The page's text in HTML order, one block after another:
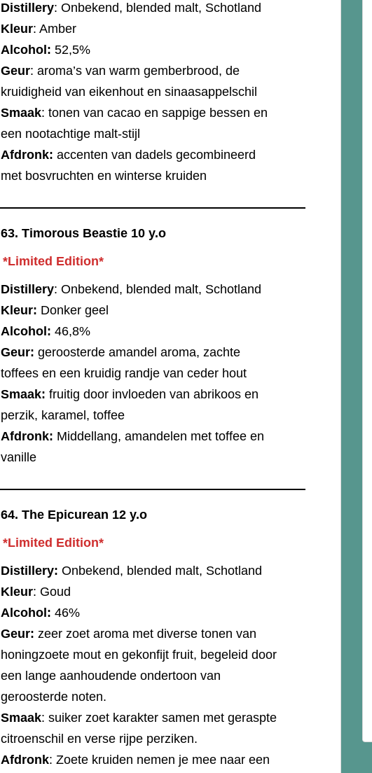
Distillery: Onbekend, blended malt, Schotland
Kleur: Amber
Alcohol: 52,5%
Geur: aroma’s van warm gemberbrood, de
kruidigheid van eikenhout en sinaasappelschil
Smaak: tonen van cacao en sappige bessen en
een nootachtige malt-stijl
Afdronk: accenten van dadels gecombineerd
met bosvruchten en winterse kruiden
63. Timorous Beastie 10 y.o
*Limited Edition*
Distillery: Onbekend, blended malt, Schotland
Kleur: Donker geel
Alcohol: 46,8%
Geur: geroosterde amandel aroma, zachte
toffees en een kruidig randje van ceder hout
Smaak: fruitig door invloeden van abrikoos en
perzik, karamel, toffee
Afdronk: Middellang, amandelen met toffee en
vanille
64. The Epicurean 12 y.o
*Limited Edition*
Distillery: Onbekend, blended malt, Schotland
Kleur: Goud
Alcohol: 46%
Geur: zeer zoet aroma met diverse tonen van
honingzoete mout en gekonfijt fruit, begeleid door
een lange aanhoudende ondertoon van
geroosterde noten.
Smaak: suiker zoet karakter samen met geraspte
citroenschil en verse rijpe perziken.
Afdronk: Zoete kruiden nemen je mee naar een